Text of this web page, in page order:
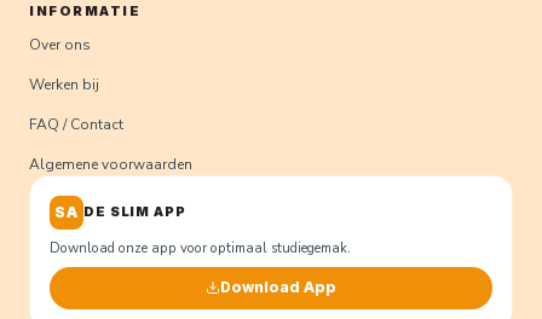
INFORMATIE
Over ons
Werken bij
FAQ / Contact
Algemene voorwaarden
SA DE SLIM APP
Download onze app voor optimaal studiegemak.
Download App